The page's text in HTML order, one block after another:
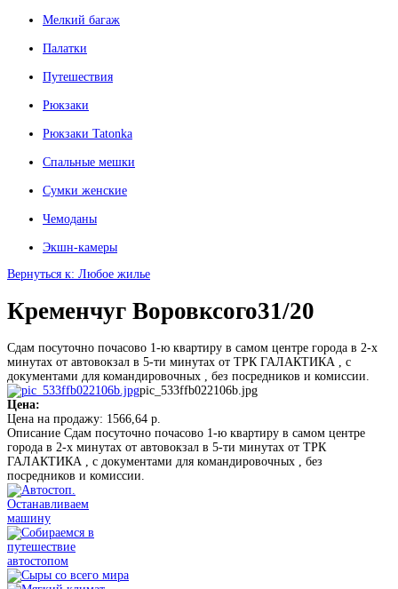
Мелкий багаж
Палатки
Путешествия
Рюкзаки
Рюкзаки Tatonka
Спальные мешки
Сумки женские
Чемоданы
Экшн-камеры
Вернуться к: Любое жилье
Кременчуг Воровксого31/20
Сдам посуточно почасово 1-ю квартиру в самом центре города в 2-х
минутах от автовокзал в 5-ти минутах от ТРК ГАЛАКТИКА , с
документами для командировочных , без посредников и комиссии.
pic_533ffb022106b.jpg
Цена:
Цена на продажу: 1566,64 р.
Описание Сдам посуточно почасово 1-ю квартиру в самом центре
города в 2-х минутах от автовокзал в 5-ти минутах от ТРК
ГАЛАКТИКА , с документами для командировочных , без
посредников и комиссии.